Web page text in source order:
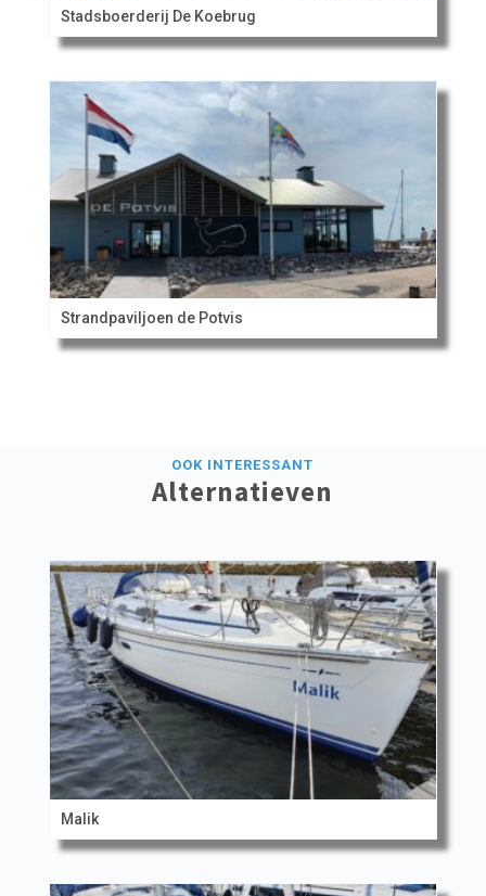
Stadsboerderij De Koebrug
Strandpaviljoen de Potvis
OOK INTERESSANT
Alternatieven
Malik